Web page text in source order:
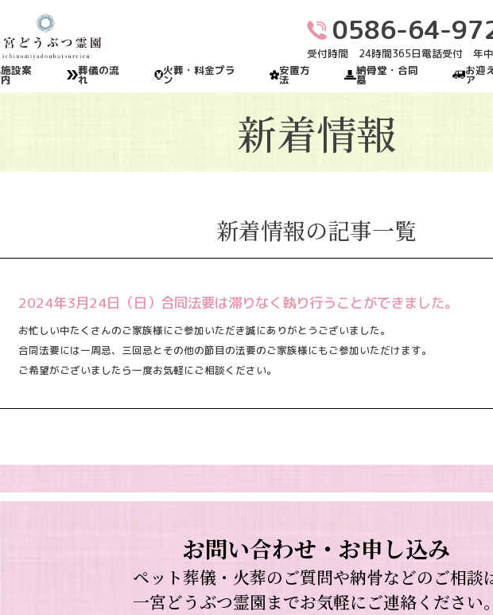
0586-64-
受付時間 24時間365日電話受付 年
施設案
内
葬儀の流
れ
火葬・料金プラ
ン
安置方
法
納骨堂・合同
墓
お迎
ア
新着情報
新着情報の記事一覧
2024年3月24日（日）合同法要は滞りなく執り行うことができました。
お忙しい中たくさんのご家族様にご参加いただき誠にありがとうございました。
合同法要には一周忌、三回忌とその他の節目の法要のご家族様にもご参加いただけます。
ご希望がございましたら一度お気軽にご相談ください。
お問い合わせ・お申し込み
ペット葬儀・火葬のご質問や納骨などのご相談
一宮どうぶつ霊園までお気軽にご連絡ください。